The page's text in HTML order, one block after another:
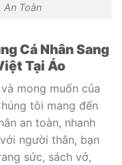
An Toàn
Cá Nhân Sang
Tại Áo
mong muốn của
tôi mang đến
an toàn, nhanh
người thân, bạn
sức, sách vở,